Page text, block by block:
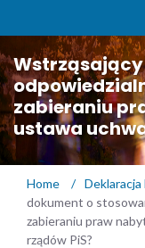
zabieraniu
ustawa
Home /
dokument o
zabieraniu praw
rządów PiS?